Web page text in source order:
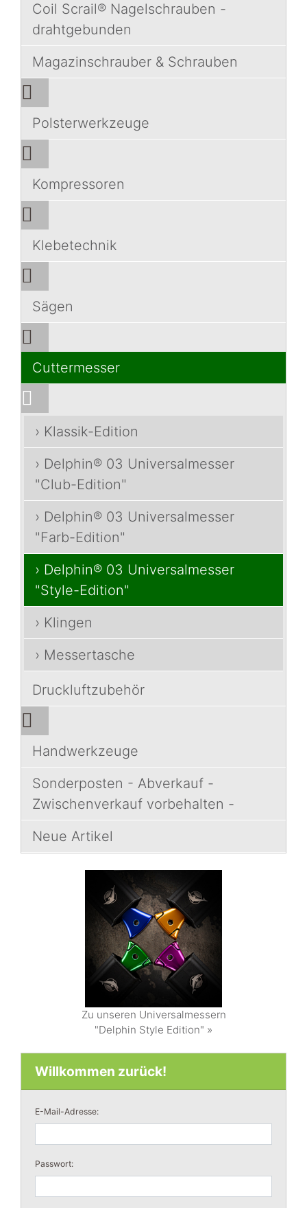
Coil Scrail® Nagelschrauben -
drahtgebunden
Magazinschrauber & Schrauben
Polsterwerkzeuge
Kompressoren
Klebetechnik
Sägen
Cuttermesser
› Klassik-Edition
› Delphin® 03 Universalmesser
"Club-Edition"
› Delphin® 03 Universalmesser
"Farb-Edition"
› Delphin® 03 Universalmesser
"Style-Edition"
› Klingen
› Messertasche
Druckluftzubehör
Handwerkzeuge
Sonderposten - Abverkauf -
Zwischenverkauf vorbehalten -
Neue Artikel
Zu unseren Universalmessern
"Delphin Style Edition" »
Willkommen zurück!
E-Mail-Adresse:
Passwort: